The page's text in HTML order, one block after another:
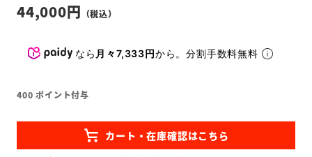
44,000
なら 月々7,333円から。分割手数料無料
400 ポイント付与